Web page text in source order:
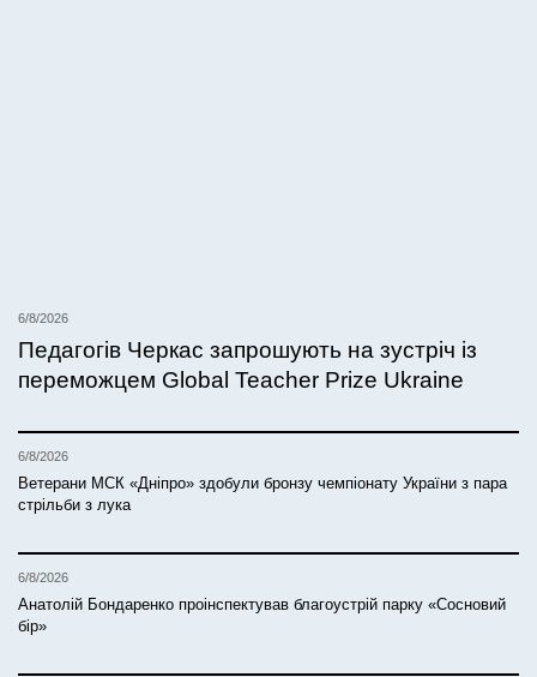
6/8/2026
Педагогів Черкас запрошують на зустріч із
переможцем Global Teacher Prize Ukraine
6/8/2026
Ветерани МСК «Дніпро» здобули бронзу чемпіонату України з пара
стрільби з лука
6/8/2026
Анатолій Бондаренко проінспектував благоустрій парку «Сосновий
бір»